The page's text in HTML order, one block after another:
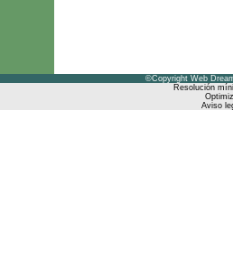
©Copyright Web
Resolución
Aviso